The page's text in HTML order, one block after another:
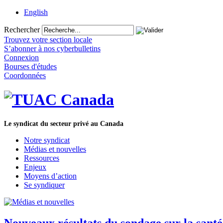
English
Rechercher
Trouvez votre section locale
S’abonner à nos cyberbulletins
Connexion
Bourses d'études
Coordonnées
Le syndicat du secteur privé au Canada
Notre syndicat
Médias et nouvelles
Ressources
Enjeux
Moyens d’action
Se syndiquer